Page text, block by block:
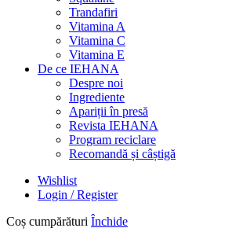
Trandafiri
Vitamina A
Vitamina C
Vitamina E
De ce IEHANA
Despre noi
Ingrediente
Apariții în presă
Revista IEHANA
Program reciclare
Recomandă și câștigă
Wishlist
Login / Register
Coș cumpărături Închide